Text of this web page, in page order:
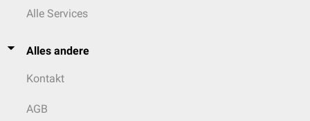
Alle Services
Alles andere
Kontakt
AGB